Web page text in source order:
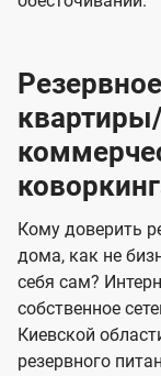
Кому доверить
дома, как не
себя сам?
собственное
Киевской
резервного